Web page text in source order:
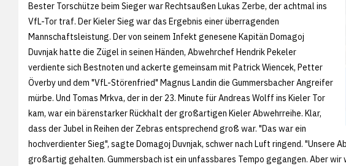
Bester Torschütze beim Sieger war Rechtsaußen Lukas Zerbe, der achtmal ins
VfL-Tor traf. Der Kieler Sieg war das Ergebnis einer überragenden
Mannschaftsleistung. Der von seinem Infekt genesene Kapitän Domagoj
Duvnjak hatte die Zügel in seinen Händen, Abwehrchef Hendrik Pekeler
verdiente sich Bestnoten und ackerte gemeinsam mit Patrick Wiencek, Petter
Överby und dem "VfL-Störenfried" Magnus Landin die Gummersbacher Angreifer
mürbe. Und Tomas Mrkva, der in der 23. Minute für Andreas Wolff ins Kieler Tor
kam, war ein bärenstarker Rückhalt der großartigen Kieler Abwehrreihe. Klar,
dass der Jubel in Reihen der Zebras entsprechend groß war. "Das war ein
hochverdienter Sieg", sagte Domagoj Duvnjak, schwer nach Luft ringend. "Unsere
großartig gehalten. Gummersbach ist ein unfassbares Tempo gegangen. Aber wir